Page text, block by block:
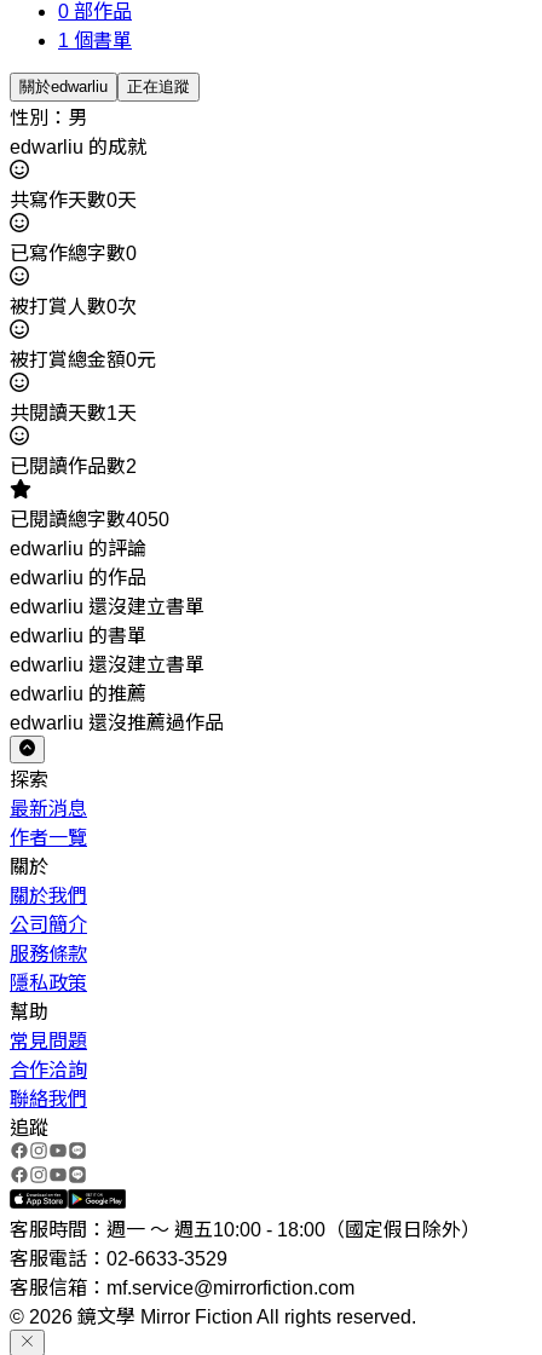
0 部作品
1 個書單
關於edwarliu 正在追蹤
性別：男
edwarliu 的成就
共寫作天數0天
已寫作總字數0
被打賞人數0次
被打賞總金額0元
共閱讀天數1天
已閱讀作品數2
已閱讀總字數4050
edwarliu 的評論
edwarliu 的作品
edwarliu 還沒建立書單
edwarliu 的書單
edwarliu 還沒建立書單
edwarliu 的推薦
edwarliu 還沒推薦過作品
探索
最新消息
作者一覽
關於
關於我們
公司簡介
服務條款
隱私政策
幫助
常見問題
合作洽詢
聯絡我們
追蹤
客服時間：週一 ～ 週五10:00 - 18:00（國定假日除外）
客服電話：02-6633-3529
客服信箱：mf.service@mirrorfiction.com
© 2026 鏡文學 Mirror Fiction All rights reserved.